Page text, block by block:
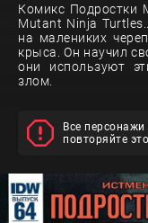
Комикс Подростки
Mutant Ninja
на малениких
крыса. Он научил
они используют
злом.
Все
повторяйте